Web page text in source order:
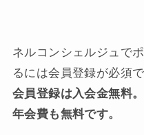
ネルコンシェルジュで
るには会員登録が必須で
会員登録は入会金無料。
年会費も無料です。